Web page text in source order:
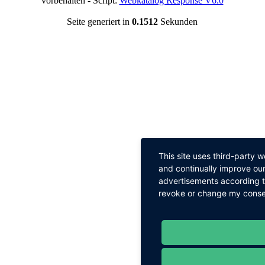
Seite generiert in 0.1512 Sekunden
This site uses third-party
and continually improve
advertisements according
revoke or change my